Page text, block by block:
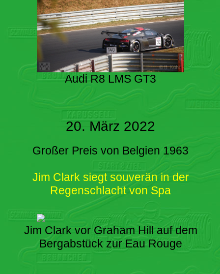
Audi R8 LMS GT3
20. März 2022
Großer Preis von Belgien 1963
Jim Clark siegt souverän in der
Regenschlacht von Spa
Jim Clark vor Graham Hill auf dem
Bergabstück zur Eau Rouge